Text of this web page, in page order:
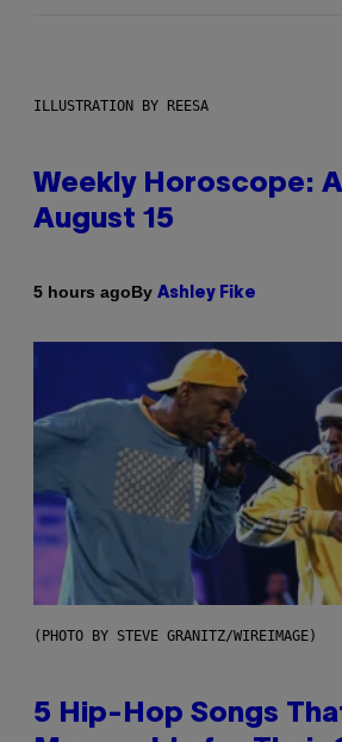
ILLUSTRATION BY REESA
Weekly Horoscope:
August 15
5 hours agoBy Ashley Fike
(PHOTO BY STEVE GRANITZ/WIREIMAGE)
5 Hip-Hop Songs